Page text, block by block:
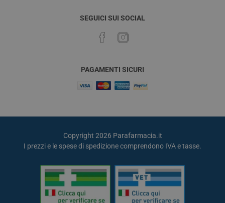
SEGUICI SUI SOCIAL
PAGAMENTI SICURI
Copyright 2026 Parafarmacia.it
I prezzi e le spese di spedizione comprendono IVA e tasse.